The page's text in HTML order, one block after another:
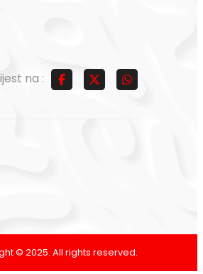
na :
© 2025. All rights reserved.